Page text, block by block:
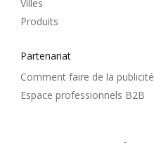
Villes
Produits
Partenariat
Comment faire de la publicité
Espace professionnels B2B